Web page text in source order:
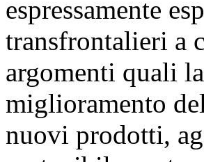
espressamente
transfrontalieri a
argomenti quali
miglioramento
nuovi prodotti,